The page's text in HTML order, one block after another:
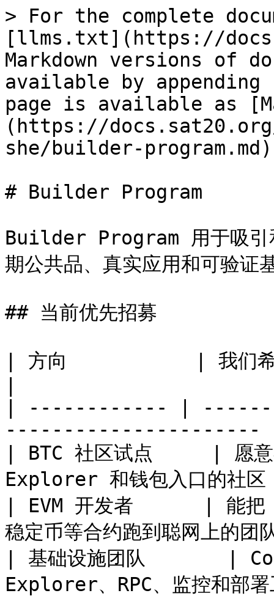
> For the complete
[llms.txt](https://
Markdown versions of
available by
page is available as
(https://
she/builder-
# Builder Program
Builder Program 用于吸引
期公共品、真实应用和可验证
## 当前优先招募
| 方向           | 我们希
| ------------ |
----------------------
| BTC 社区试点     | 愿意
Explorer 和钱包入口
| EVM 开发者      | 能把
稳定币等合约跑到聪网
| 基础设施团队       |
Explorer、RPC、监控